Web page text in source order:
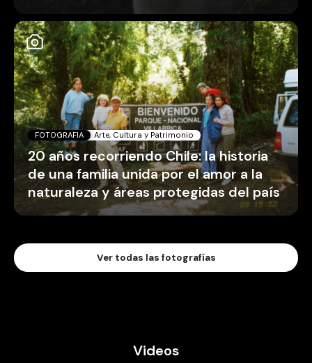
FOTOGRAFIA Arte, Cultura y Patrimonio
20 años recorriendo Chile: la historia
de una familia unida por el amor a la
naturaleza y áreas protegidas del país
Ver todas las fotografías
Videos